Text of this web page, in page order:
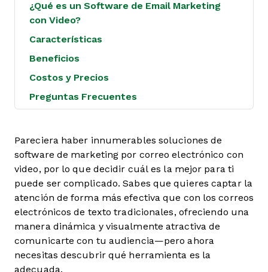
¿Qué es un Software de Email Marketing
con Video?
Características
Beneficios
Costos y Precios
Preguntas Frecuentes
Pareciera haber innumerables soluciones de
software de marketing por correo electrónico con
video, por lo que decidir cuál es la mejor para ti
puede ser complicado. Sabes que quieres captar la
atención de forma más efectiva que con los correos
electrónicos de texto tradicionales, ofreciendo una
manera dinámica y visualmente atractiva de
comunicarte con tu audiencia—pero ahora
necesitas descubrir qué herramienta es la
adecuada.